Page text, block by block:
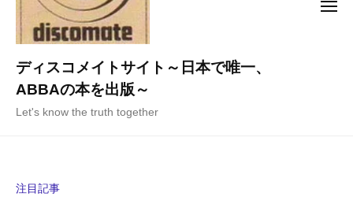
ディスコメイトサイト～日本で唯一、
ABBAの本を出版～
Let's know the truth together
メ
注目記事